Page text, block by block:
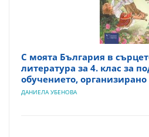
С моята България в
литература за 4. клас за
обучението,
ДАНИЕЛА УБЕНОВА